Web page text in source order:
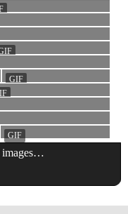
images…